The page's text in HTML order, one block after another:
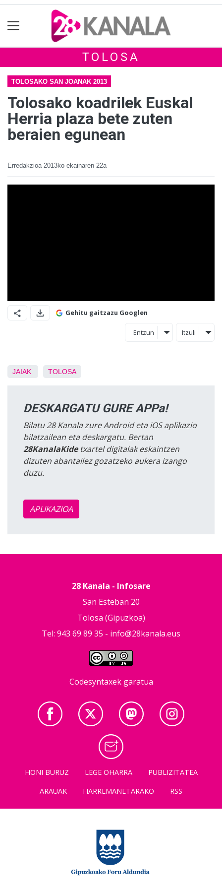
TOLOSA
TOLOSAKO SAN JOANAK 2013
Tolosako koadrilek Euskal
Herria plaza bete zuten
beraien egunean
Erredakzioa 2013ko ekainaren 22a
Gehitu gaitzazu Googlen
Entzun Itzuli
JAIAK TOLOSA
DESKARGATU GURE APPa!
Bilatu 28 Kanala zure Android eta iOS aplikazio
bilatzailean eta deskargatu. Bertan
28KanalaKidetxartel digitalak eskaintzen
dizuten abantailez gozatzeko aukera izango
duzu.
APLIKAZIOA
28 Kanala - Infosare
San Esteban 20
Tolosa (Gipuzkoa)
Tel: 943 69 89 35 - info@28kanala.eus
Codesyntaxek garatua
HONI BURUZ LEGE OHARRA
PUBLIZITATEA
ARAUAK
HARREMANETARAKO RSS